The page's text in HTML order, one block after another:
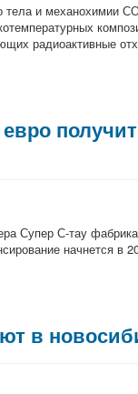
тела и
радиоактивные
Супер С-тау
начнется в
в